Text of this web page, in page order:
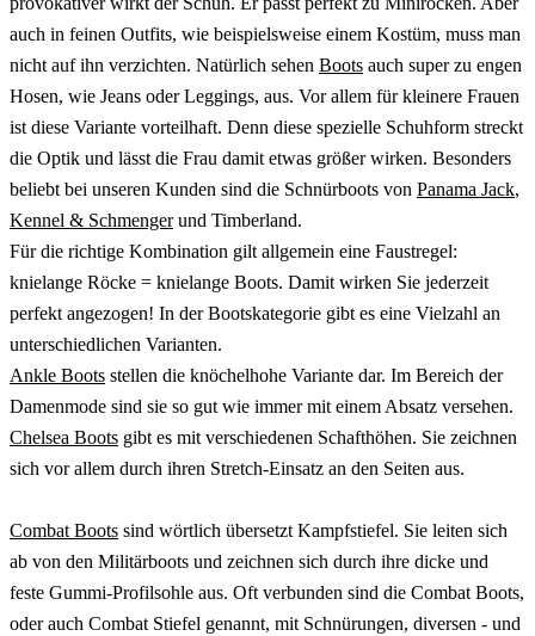
auch in feinen Outfits, wie beispielsweise einem Kostüm, muss man
nicht auf ihn verzichten. Natürlich sehen Boots auch super zu engen
Hosen, wie Jeans oder Leggings, aus. Vor allem für kleinere Frauen
ist diese Variante vorteilhaft. Denn diese spezielle Schuhform streckt
die Optik und lässt die Frau damit etwas größer wirken. Besonders
beliebt bei unseren Kunden sind die Schnürboots von Panama Jack,
Kennel & Schmengerund Timberland.
Für die richtige Kombination gilt allgemein eine Faustregel:
knielange Röcke = knielange Boots. Damit wirken Sie jederzeit
perfekt angezogen! In der Bootskategorie gibt es eine Vielzahl an
unterschiedlichen Varianten.
Ankle Boots stellen die knöchelhohe Variante dar. Im Bereich der
Damenmode sind sie so gut wie immer mit einem Absatz versehen.
Chelsea Boots gibt es mit verschiedenen Schafthöhen. Sie zeichnen
sich vor allem durch ihren Stretch-Einsatz an den Seiten aus.
Combat Boots sind wörtlich übersetzt Kampfstiefel. Sie leiten sich
ab von den Militärboots und zeichnen sich durch ihre dicke und
feste Gummi-Profilsohle aus. Oft verbunden sind die Combat Boots,
oder auch Combat Stiefel genannt, mit Schnürungen, diversen - und